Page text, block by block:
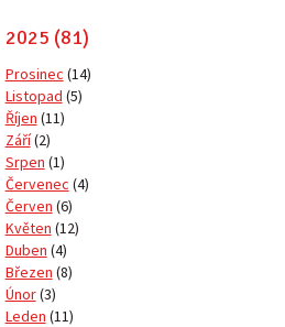
2025 (81)
Prosinec (14)
Listopad (5)
Říjen (11)
Září(2)
Srpen (1)
Červenec (4)
Červen (6)
Květen (12)
Duben (4)
Březen (8)
Únor(3)
Leden (11)